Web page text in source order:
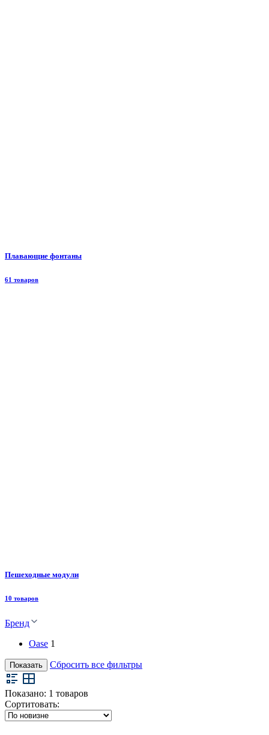
Плавающие фонтаны
61 товаров
Пешеходные модули
10 товаров
Бренд
Oase 1
Показать Сбросить все фильтры
Показано: 1 товаров
Сортитовать: